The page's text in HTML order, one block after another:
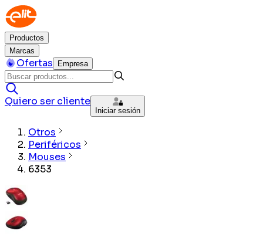
Productos
Marcas
Ofertas Empresa
Quiero ser cliente
Iniciar sesión
Otros
Periféricos
Mouses
6353